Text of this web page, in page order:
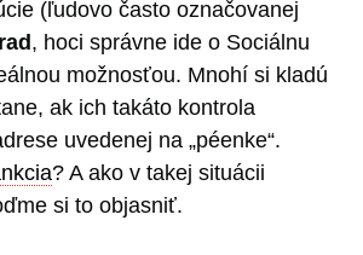
(ľudovo často označovanej
, hoci správne ide o Sociálnu
možnosťou. Mnohí si kladú
ak ich takáto kontrola
uvedenej na „péenke“.
? A ako v takej situácii
si to objasniť.